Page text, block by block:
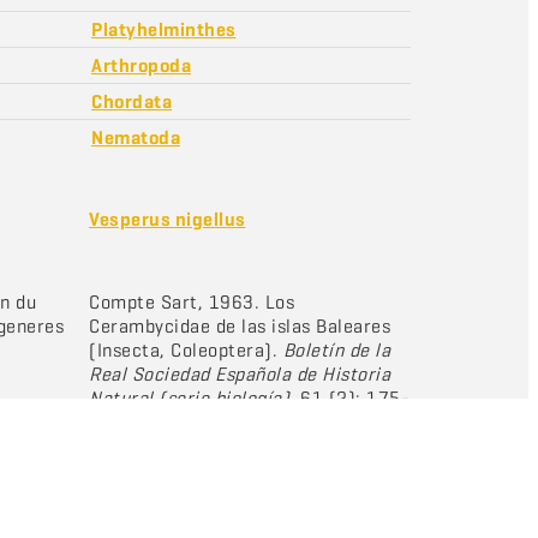
Platyhelminthes
Arthropoda
Chordata
Nematoda
du
Vesperus nigellus
Compte Sart, 1963. Los
Cerambycidae de las islas Baleares
(Insecta, Coleoptera). Boletín de la
Real Sociedad Española de Historia
Natural (serie biología). 61 (2): 175-